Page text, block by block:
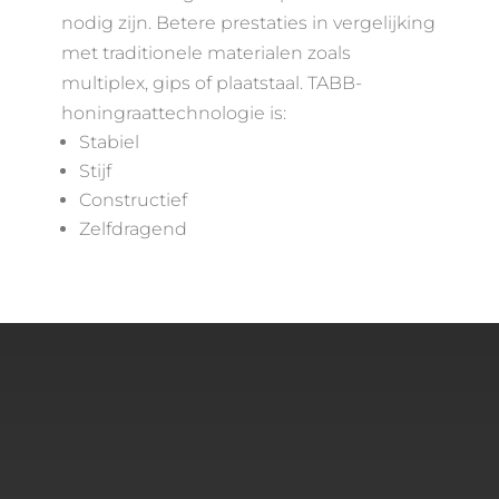
nodig zijn. Betere prestaties in vergelijking
met traditionele materialen zoals
multiplex, gips of plaatstaal. TABB-
honingraattechnologie is:
Stabiel
Stijf
Constructief
Zelfdragend